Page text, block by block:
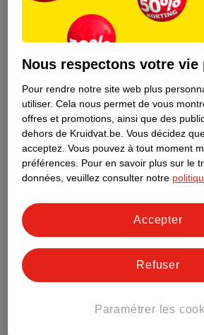
Découvrez dès maintenant l’impact
de marque Kruidvat préférés !
Aussi dans ce magasin
Point de retrait Kruidvat.be
Nous respectons votre vie
Pour rendre notre site web plus
utiliser. Cela nous permet de vous
offres et promotions, ainsi que des
dehors de Kruidvat.be. Vous décidez
acceptez. Vous pouvez à tout moment
préférences. Pour en savoir plus sur le
données, veuillez consulter notre
Paramétrer les
Refuser
Accepter